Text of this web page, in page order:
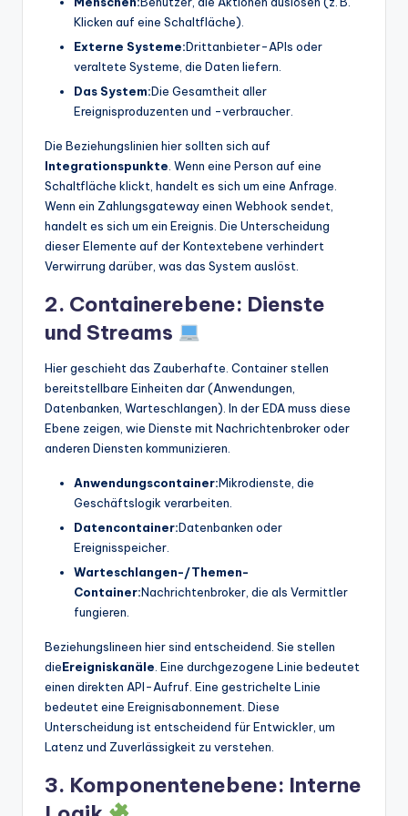
Klicken auf eine Schaltfläche).
Externe Systeme:Drittanbieter-APIs oder
veraltete Systeme, die Daten liefern.
Das System:Die Gesamtheit aller
Ereignisproduzenten und -verbraucher.
Die Beziehungslinien hier sollten sich auf
Integrationspunkte. Wenn eine Person auf eine
Schaltfläche klickt, handelt es sich um eine Anfrage.
Wenn ein Zahlungsgateway einen Webhook sendet,
handelt es sich um ein Ereignis. Die Unterscheidung
dieser Elemente auf der Kontextebene verhindert
Verwirrung darüber, was das System auslöst.
2. Containerebene: Dienste
und Streams
Hier geschieht das Zauberhafte. Container stellen
bereitstellbare Einheiten dar (Anwendungen,
Datenbanken, Warteschlangen). In der EDA muss diese
Ebene zeigen, wie Dienste mit Nachrichtenbroker oder
anderen Diensten kommunizieren.
Anwendungscontainer:Mikrodienste, die
Geschäftslogik verarbeiten.
Datencontainer:Datenbanken oder
Ereignisspeicher.
Warteschlangen-/Themen-
Container:Nachrichtenbroker, die als Vermittler
fungieren.
Beziehungslineen hier sind entscheidend. Sie stellen
dieEreigniskanäle. Eine durchgezogene Linie bedeutet
einen direkten API-Aufruf. Eine gestrichelte Linie
bedeutet eine Ereignisabonnement. Diese
Unterscheidung ist entscheidend für Entwickler, um
Latenz und Zuverlässigkeit zu verstehen.
3. Komponentenebene: Interne